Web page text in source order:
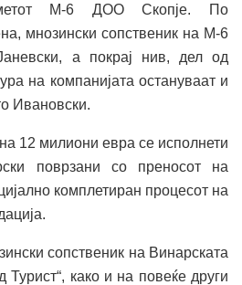
М-6 ДОО Скопје. По
мнозински сопственик на М-6
а покрај нив, дел од
на компанијата остануваат и
Ивановски.
12 милиони евра се исполнети
поврзани со преносот на
комплетиран процесот на
сопственик на Винарската
Турист“, како и на повеќе други